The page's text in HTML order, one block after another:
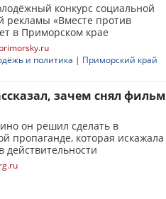
конкурс социальной
рекламы «Вместе против
в Приморском крае
primorsky.ru
и политика | Приморский край
зачем снял фильм
он решил сделать в
пропаганде, которая искажала
действительности
rg.ru